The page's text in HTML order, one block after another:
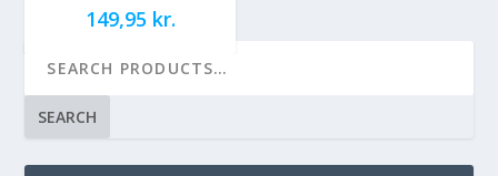
149,95 kr.
SEARCH